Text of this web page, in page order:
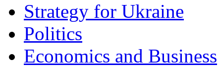
Strategy for Ukraine
Politics
Economics and Business